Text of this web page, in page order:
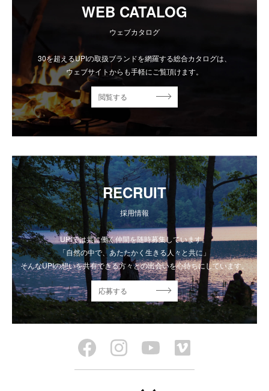
WEB CATALOG
ウェブカタログ
30を超えるUPIの取扱ブランドを網羅する総合カタログは、
ウェブサイトからも手軽にご覧頂けます。
閲覧する
RECRUIT
採用情報
UPIでは共に働く仲間を随時募集しています。
「自然の中で、あたたかく生きる人々と共に」
そんなUPIの想いを共有できる方々との出会いを心待ちにしています。
応募する